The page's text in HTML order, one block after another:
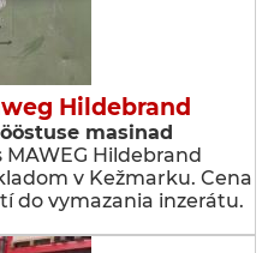
Hildebrand
masinad
Hildebrand
v Kežmarku. Cena
do vymazania inzerátu.